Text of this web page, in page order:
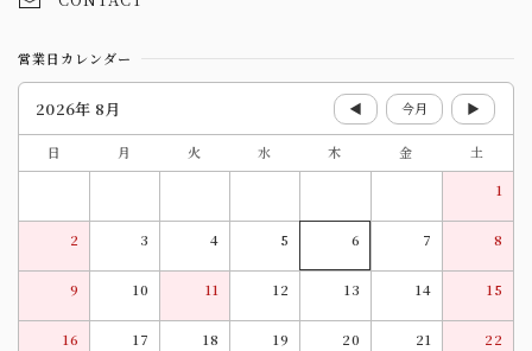
営業日カレンダー
2026年 8月 ◀ 今月 ▶
日 月 火 水 木 金
土
1
2 3 4 5 6 7 8
9 10 11 12 13 14 15
16 17 18 19 20 21 22